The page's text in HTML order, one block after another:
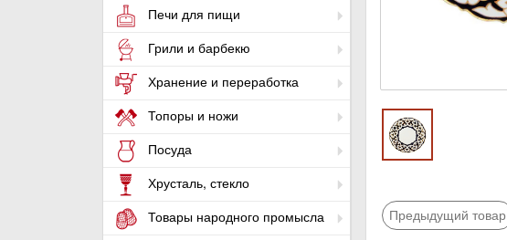
Печи для пищи
Грили и барбекю
Хранение и переработка
Топоры и ножи
Посуда
Хрусталь, стекло
Товары народного промысла
Предыдущий товар